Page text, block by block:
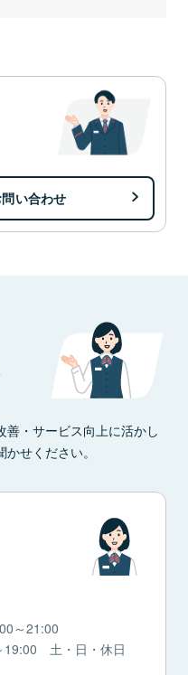
い合わせ
善・サービス向上に活かし
せください。
～21:00
19:00 土・日・休日